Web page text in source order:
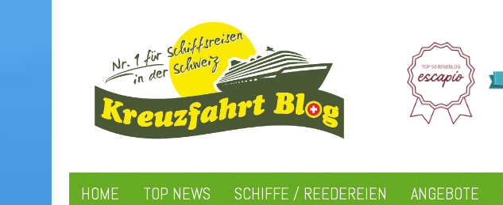
HOME TOP NEWS SCHIFFE / REEDEREIEN ANGEBOTE